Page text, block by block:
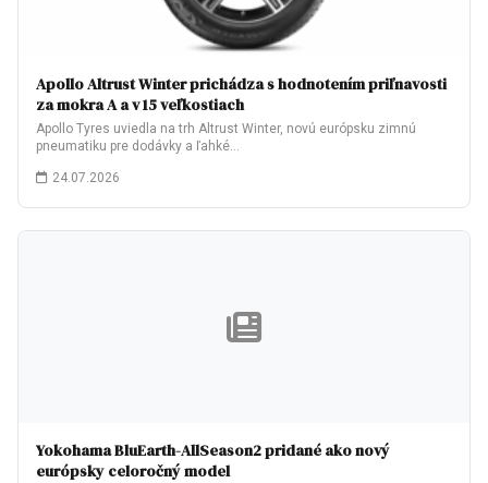
Apollo Altrust Winter prichádza s hodnotením priľnavosti
za mokra A a v 15 veľkostiach
Apollo Tyres uviedla na trh Altrust Winter, novú európsku zimnú
pneumatiku pre dodávky a ľahké…
24.07.2026
Yokohama BluEarth-AllSeason2 pridané ako nový
európsky celoročný model